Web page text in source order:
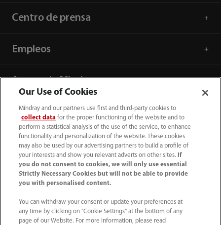
Centro de prensa
Empleos
Acerca de Mindray
Información de contacto
Our Use of Cookies
Mindray and our partners use first and third-party cookies to
collect data for the proper functioning of the website and to
perform a statistical analysis of the use of the service, to enhance
functionality and personalization of the website. These cookies
may also be used by our advertising partners to build a profile of
your interests and show you relevant adverts on other sites.
If
you do not consent to cookies, we will only use essential
Strictly Necessary Cookies but will not be able to provide
you with personalised content.
You can withdraw your consent or update your preferences at
any time by clicking on "Cookie Settings" at the bottom of any
page of our Website. For more information, please read